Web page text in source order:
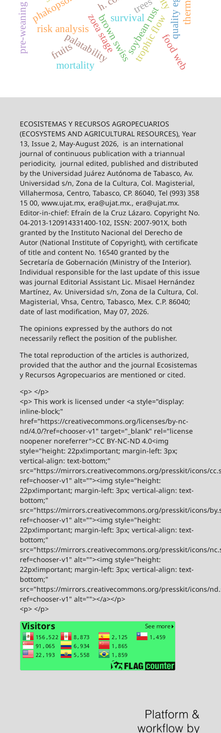
soybean rust
risk analysis brown swiss quality eggs
palatability
fruits
trees
trophic flowfood web
zoea stage
mortality
survival
pre-weaning
ECOSISTEMAS Y RECURSOS AGROPECUARIOS
(ECOSYSTEMS AND AGRICULTURAL RESOURCES), Year
13, Issue 2, May-August 2026, is an international
journal of continuous publication with a triannual
periodicity, journal edited, published and distributed
by the Universidad Juárez Autónoma de Tabasco, Av.
Universidad s/n, Zona de la Cultura, Col. Magisterial,
Villahermosa, Centro, Tabasco, CP. 86040, Tel (993) 358
15 00, www.ujat.mx, era@ujat.mx., era@ujat.mx.
Editor-in-chief: Efraín de la Cruz Lázaro. Copyright No.
04-2013-120914331400-102, ISSN: 2007-901X, both
granted by the Instituto Nacional del Derecho de
Autor (National Institute of Copyright), with certificate
of title and content No. 16540 granted by the
Secretaría de Gobernación (Ministry of the Interior).
Individual responsible for the last update of this issue
was journal Editorial Assistant Lic. Misael Hernández
Martínez, Av. Universidad s/n, Zona de la Cultura, Col.
Magisterial, Vhsa, Centro, Tabasco, Mex. C.P. 86040;
date of last modification, May 07, 2026.
The opinions expressed by the authors do not
necessarily reflect the position of the publisher.
The total reproduction of the articles is authorized,
provided that the author and the journal Ecosistemas
y Recursos Agropecuarios are mentioned or cited.
<p> </p>
<p> This work is licensed under <a style="display:
inline-block;"
href="https://creativecommons.org/licenses/by-nc-
nd/4.0/?ref=chooser-v1" target="_blank" rel="license
noopener noreferrer">CC BY-NC-ND 4.0<img
style="height: 22px!important; margin-left: 3px;
vertical-align: text-bottom;"
src="https://mirrors.creativecommons.org/presskit/icons/
ref=chooser-v1" alt=""><img style="height:
22px!important; margin-left: 3px; vertical-align: text-
bottom;"
src="https://mirrors.creativecommons.org/presskit/icons/
ref=chooser-v1" alt=""><img style="height:
22px!important; margin-left: 3px; vertical-align: text-
bottom;"
src="https://mirrors.creativecommons.org/presskit/icons/
ref=chooser-v1" alt=""><img style="height:
22px!important; margin-left: 3px; vertical-align: text-
bottom;"
src="https://mirrors.creativecommons.org/presskit/icons/
ref=chooser-v1" alt=""></a></p>
<p> </p>